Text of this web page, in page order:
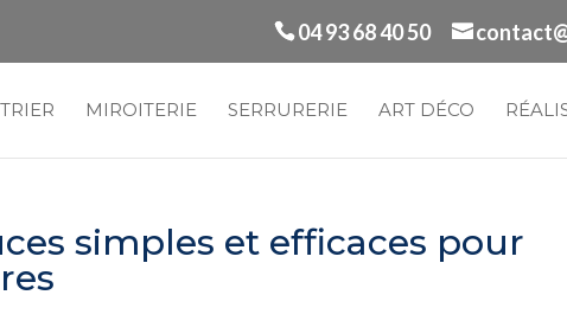
04 93 68 40 50
MIROITERIE SERRURERIE ART DÉCO
simples et efficaces pour